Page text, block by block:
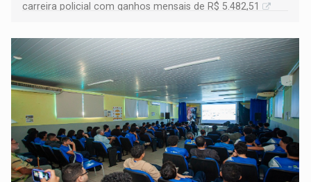
carreira policial com ganhos mensais de R$ 5.482,51